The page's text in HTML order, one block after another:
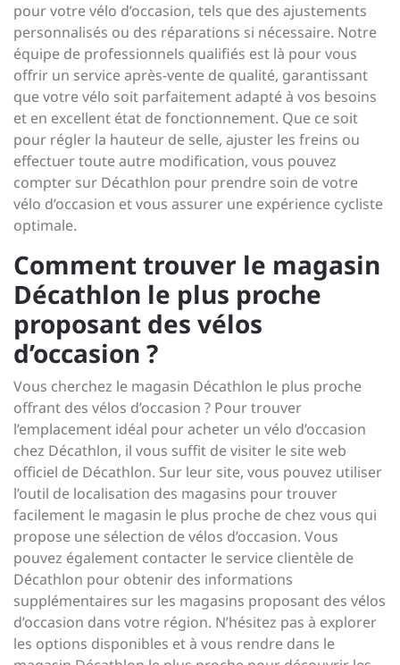
pour votre vélo d’occasion, tels que des ajustements
personnalisés ou des réparations si nécessaire. Notre
équipe de professionnels qualifiés est là pour vous
offrir un service après-vente de qualité, garantissant
que votre vélo soit parfaitement adapté à vos besoins
et en excellent état de fonctionnement. Que ce soit
pour régler la hauteur de selle, ajuster les freins ou
effectuer toute autre modification, vous pouvez
compter sur Décathlon pour prendre soin de votre
vélo d’occasion et vous assurer une expérience cycliste
optimale.
Comment trouver le magasin
Décathlon le plus proche
proposant des vélos
d’occasion ?
Vous cherchez le magasin Décathlon le plus proche
offrant des vélos d’occasion ? Pour trouver
l’emplacement idéal pour acheter un vélo d’occasion
chez Décathlon, il vous suffit de visiter le site web
officiel de Décathlon. Sur leur site, vous pouvez utiliser
l’outil de localisation des magasins pour trouver
facilement le magasin le plus proche de chez vous qui
propose une sélection de vélos d’occasion. Vous
pouvez également contacter le service clientèle de
Décathlon pour obtenir des informations
supplémentaires sur les magasins proposant des vélos
d’occasion dans votre région. N’hésitez pas à explorer
les options disponibles et à vous rendre dans le